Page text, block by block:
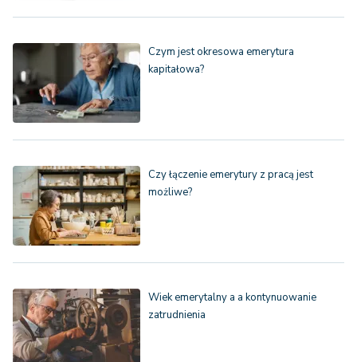
Czym jest okresowa emerytura
kapitałowa?
Czy łączenie emerytury z pracą jest
możliwe?
Wiek emerytalny a a kontynuowanie
zatrudnienia